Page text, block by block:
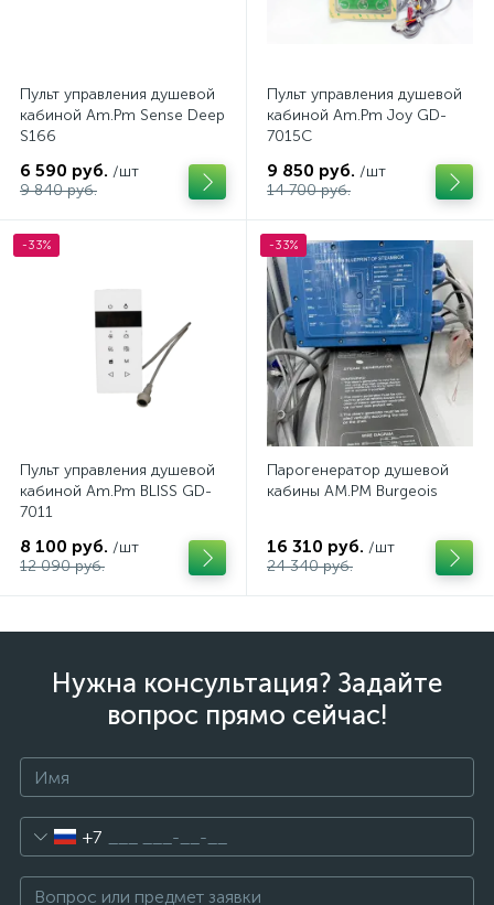
Пульт управления душевой
кабиной Am.Pm Sense Deep
S166
6 590 руб. /шт
9 840 руб.
Пульт управления душевой
кабиной Am.Pm Joy GD-
7015C
9 850 руб. /шт
14 700 руб.
-33%
Пульт управления душевой
кабиной Am.Pm BLISS GD-
7011
8 100 руб. /шт
12 090 руб.
-33%
Парогенератор душевой
кабины AM.PM Burgeois
16 310 руб. /шт
24 340 руб.
Нужна консультация? Задайте
вопрос прямо сейчас!
+7